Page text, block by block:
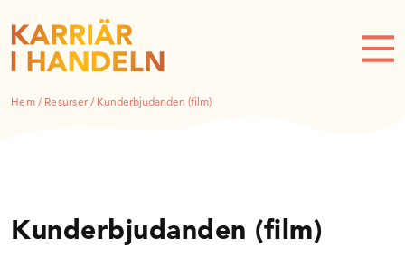
Hem/ Resurser / Kunderbjudanden (film)
Kunderbjudanden (film)